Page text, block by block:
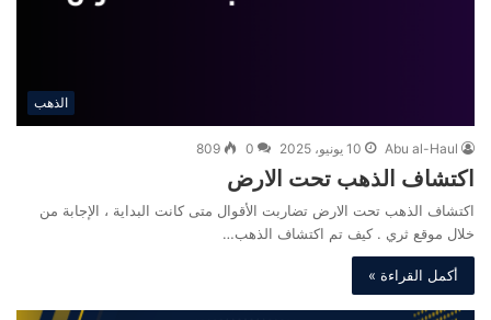
الذهب
Abu al-Haul 10 يونيو، 2025 0
809
اكتشاف الذهب تحت الارض
اكتشاف الذهب تحت الارض تضاربت الأقوال متى كانت البداية ، الإجابة من
خلال موقع ثري . كيف تم اكتشاف الذهب…
أكمل القراءة »